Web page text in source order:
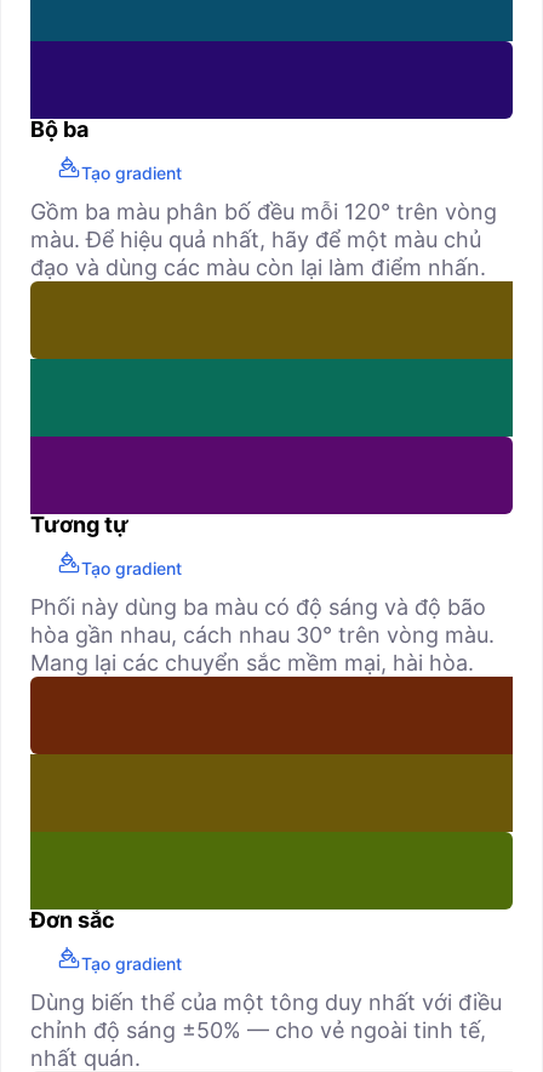
Bộ ba
Tạo gradient
Gồm ba màu phân bố đều mỗi 120° trên vòng
màu. Để hiệu quả nhất, hãy để một màu chủ
đạo và dùng các màu còn lại làm điểm nhấn.
Tương tự
Tạo gradient
Phối này dùng ba màu có độ sáng và độ bão
hòa gần nhau, cách nhau 30° trên vòng màu.
Mang lại các chuyển sắc mềm mại, hài hòa.
Đơn sắc
Tạo gradient
Dùng biến thể của một tông duy nhất với điều
chỉnh độ sáng ±50% — cho vẻ ngoài tinh tế,
nhất quán.